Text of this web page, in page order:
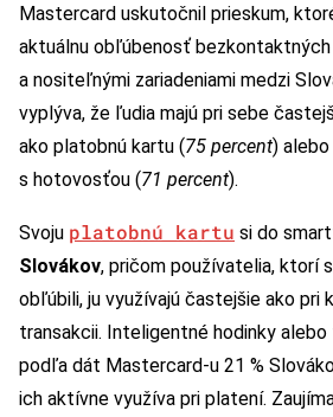
Mastercard uskutočnil prieskum,
aktuálnu obľúbenosť
a nositeľnými zariadeniami medzi
vyplýva, že ľudia majú pri sebe
ako platobnú kartu (75 percent)
s hotovosťou (71 percent).
Svoju platobnú kartu si do
Slovákov, pričom používatelia, ktorí
obľúbili, ju využívajú častejšie ako pri
transakcii. Inteligentné hodinky
podľa dát Mastercard-u 21 %
ich aktívne využíva pri platení.